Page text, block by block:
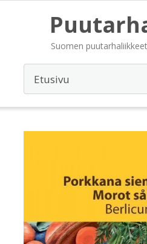
Suomen